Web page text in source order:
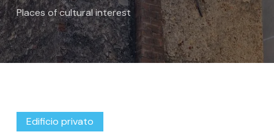
Places of cultural interest
Edificio privato